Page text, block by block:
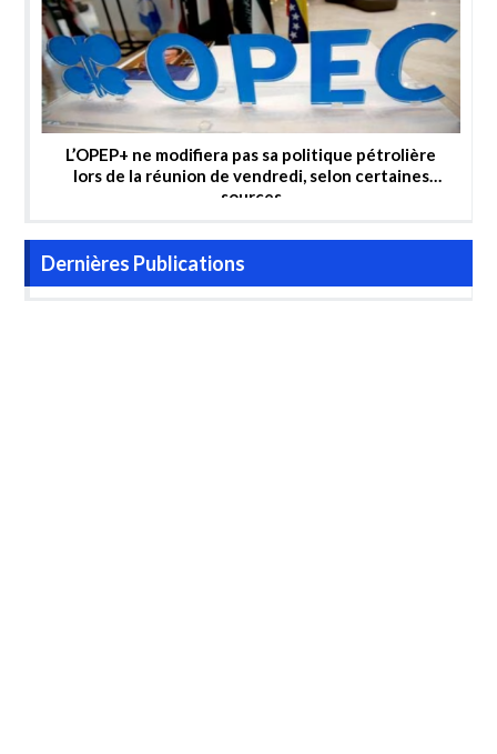
L’OPEP+ ne modifiera pas sa politique pétrolière
lors de la réunion de vendredi, selon certaines
sources
Dernières Publications